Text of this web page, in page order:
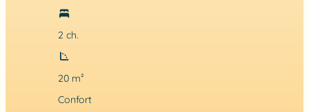
2 ch.
20 m²
Confort